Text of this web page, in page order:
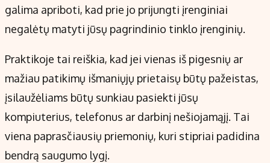
galima apriboti, kad prie jo prijungti įrenginiai
negalėtų matyti jūsų pagrindinio tinklo įrenginių.
Praktikoje tai reiškia, kad jei vienas iš pigesnių ar
mažiau patikimų išmaniųjų prietaisų būtų pažeistas,
įsilaužėliams būtų sunkiau pasiekti jūsų
kompiuterius, telefonus ar darbinį nešiojamąjį. Tai
viena paprasčiausių priemonių, kuri stipriai padidina
bendrą saugumo lygį.